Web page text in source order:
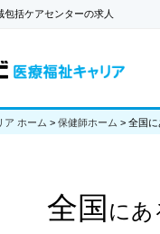
括ケアセンターの求人
ア ホーム > 保健師ホーム > 全国に
全国 にあ